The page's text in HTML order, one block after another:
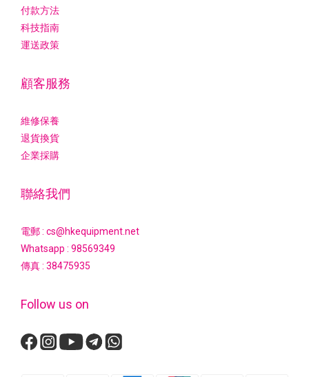
付款方法
科技指南
運送政策
顧客服務
維修保養
退貨換貨
企業採購
聯絡我們
電郵 : cs@hkequipment.net
Whatsapp : 98569349
傳真 : 38475935
Follow us on